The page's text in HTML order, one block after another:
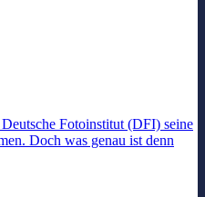
Fotoinstitut (DFI) seine
Doch was genau ist denn